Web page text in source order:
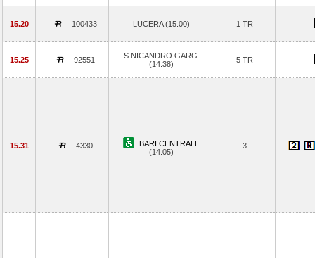
15.20 100433 LUCERA (15.00) 1 TR
15.25 92551
S.NICANDRO GARG.
(14.38)
5 TR
15.31 4330
BARI CENTRALE
(14.05)
3